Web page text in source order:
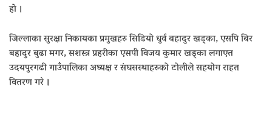
हो ।
जिल्लाका सुरक्षा निकायका प्रमुखहरु सिडियो धुर्व बहादुर खड्का, एसपि बिर
बहादुर बुढा मगर, सशस्त्र प्रहरीका एसपी विजय कुमार खड्का लगाएत
उदयपुरगढी गाउँपालिका अध्यक्ष र संघसस्थाहरुको टोलीले सहयोग राहत
वितरण गरे ।